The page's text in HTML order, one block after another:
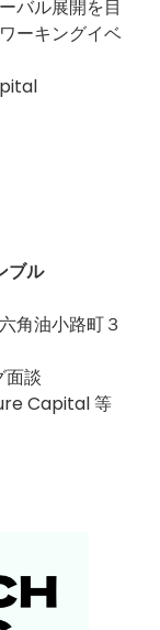
バル展開を目
ーキングイベ
ブル
角油小路町３
面談
Capital 等